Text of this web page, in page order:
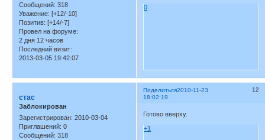
Сообщений: 318
Уважение: [+12/-10]
Позитив: [+14/-7]
Провел на форуме:
2 дня 12 часов
Последний визит:
2013-03-05 19:42:07
0
Поделиться 12
2010-11-23
18:02:19
стас
Заблокирован
Зарегистрирован: 2010-03-04
Приглашений: 0
Сообщений: 318
Готово вверху.
+1